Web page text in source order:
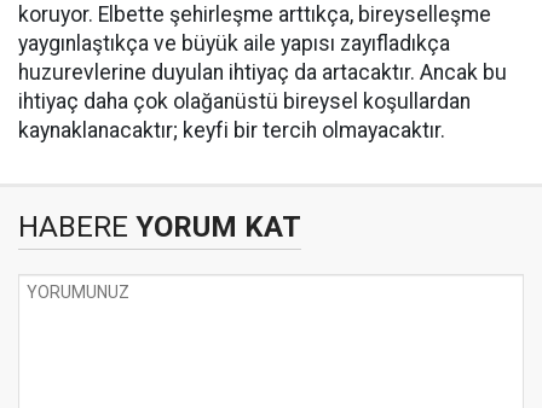
koruyor. Elbette şehirleşme arttıkça, bireyselleşme
yaygınlaştıkça ve büyük aile yapısı zayıfladıkça
huzurevlerine duyulan ihtiyaç da artacaktır. Ancak bu
ihtiyaç daha çok olağanüstü bireysel koşullardan
kaynaklanacaktır; keyfi bir tercih olmayacaktır.
HABERE YORUM KAT